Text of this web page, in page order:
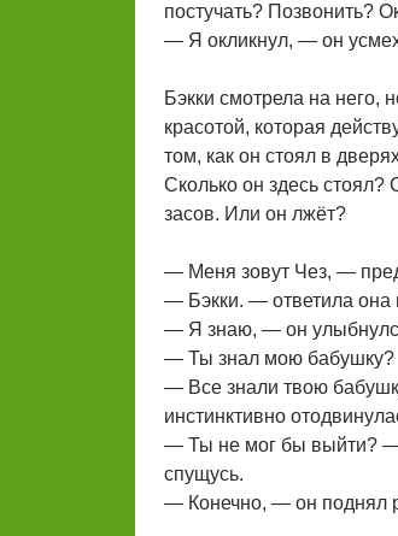
постучать? Позвонить?
— Я окликнул, — он
Бэкки смотрела на него,
красотой, которая
том, как он стоял в
Сколько он здесь
засов. Или он лжёт?
— Меня зовут Чез, —
— Бэкки. — ответила она
— Я знаю, — он
— Ты знал мою бабушку?
— Все знали твою
инстинктивно
— Ты не мог бы выйти? —
спущусь.
— Конечно, — он поднял